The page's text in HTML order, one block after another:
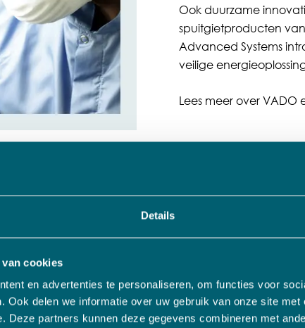
Details
cookies
en advertenties te personaliseren, om functies voor
Ook delen we informatie over uw gebruik van onze site
Deze partners kunnen deze gegevens combineren met
Ook duurzame
spuitgietproducten
Advanced Systems
veilige
Lees meer over VADO
en we
Bedrijfsnaam